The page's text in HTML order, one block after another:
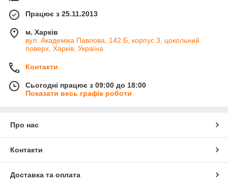
Працює з 25.11.2013
м. Харків
вул. Академіка Павлова, 142 Б, корпус 3, цокольний
поверх, Харків, Україна
Контакти
Сьогодні працює з 09:00 до 18:00
Показати весь графік роботи
Про нас
Контакти
Доставка та оплата